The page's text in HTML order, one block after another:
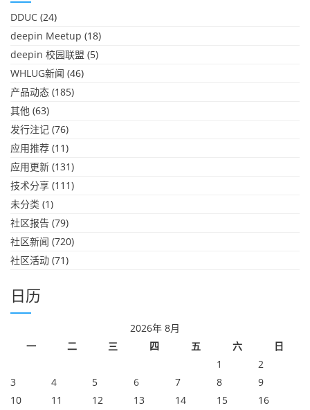
DDUC (24)
deepin Meetup (18)
deepin 校园联盟 (5)
WHLUG新闻 (46)
产品动态 (185)
其他 (63)
发行注记 (76)
应用推荐 (11)
应用更新 (131)
技术分享 (111)
未分类 (1)
社区报告 (79)
社区新闻 (720)
社区活动 (71)
日历
2026年 8月
一
二 三 四 五 六
日
1
2
3
4 5 6 7 8
9
10
11 12 13 14 15 16